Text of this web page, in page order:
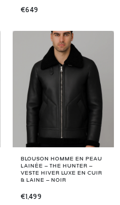
€649
BLOUSON HOMME EN PEAU
LAINÉE – THE HUNTER –
VESTE HIVER LUXE EN CUIR
& LAINE – NOIR
€1,499